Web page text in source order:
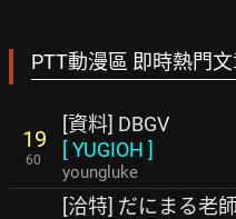
PTT動漫區 即時熱門
19
60
[資料] DBGV
[YUGIOH ]
youngluke
[洽特] だにまる老